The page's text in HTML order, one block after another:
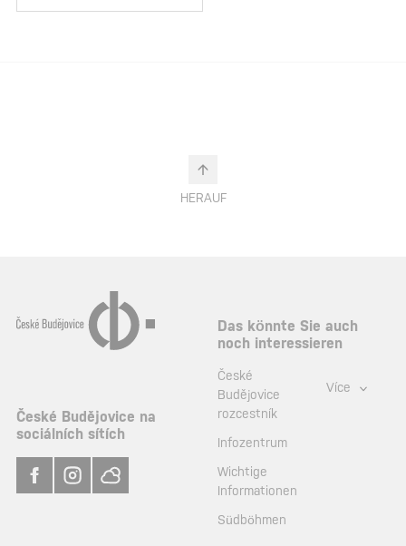
HERAUF
České Budějovice na
sociálních sítích
Das könnte Sie auch
noch interessieren
České
Budějovice
rozcestník
Infozentrum
Wichtige
Informationen
Südböhmen
Více